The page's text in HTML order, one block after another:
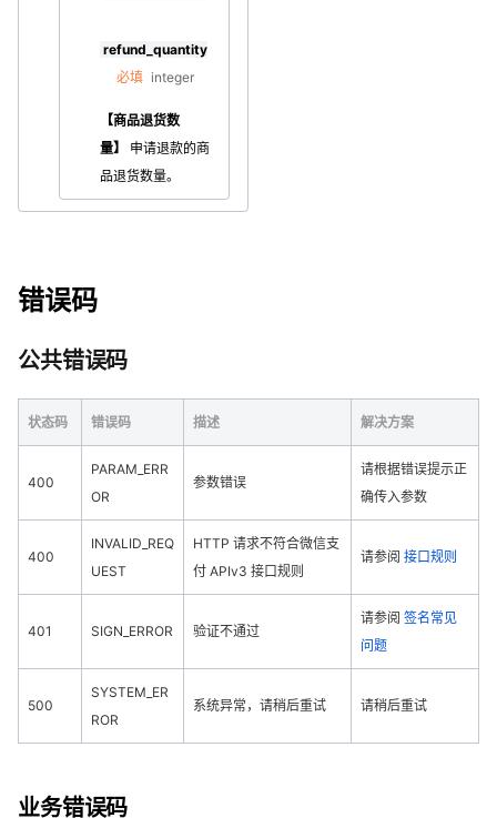
refund_quantity
必填 integer
【商品退货数
量】
申请退款的商
品退货数量。
错误码
公共错误码
状态码 错误码 描述 解决方案
400
PARAM_ERR
OR
参数错误
请根据错误提示正
确传入参数
400
INVALID_REQ
UEST
HTTP 请求不符合微信支
付 APIv3 接口规则
请参阅 接口规则
401 SIGN_ERROR 验证不通过
请参阅 签名常见
问题
500
SYSTEM_ER
ROR
系统异常，请稍后重试 请稍后重试
业务错误码